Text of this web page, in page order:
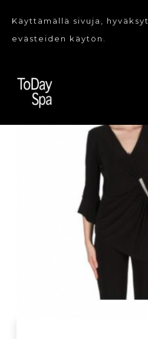
Käyttämällä sivuja, hyväksyt
evästeiden käytön.